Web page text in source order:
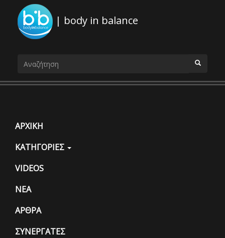
| body in balance
Φόρμα
αναζήτησης
ΑΡΧΙΚΗ
ΚΑΤΗΓΟΡΙΕΣ
VIDEOS
ΝΕΑ
ΑΡΘΡΑ
ΣΥΝΕΡΓΑΤΕΣ